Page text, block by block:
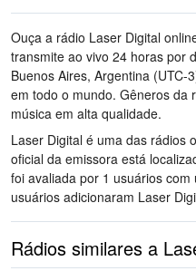
Ouça a rádio Laser Digital
transmite ao vivo 24 horas por
Buenos Aires, Argentina (UTC-
em todo o mundo. Gêneros da
música em alta qualidade.
Laser Digital é uma das rádios
oficial da emissora está
foi avaliada por 1 usuários
usuários adicionaram Laser
Rádios similares a